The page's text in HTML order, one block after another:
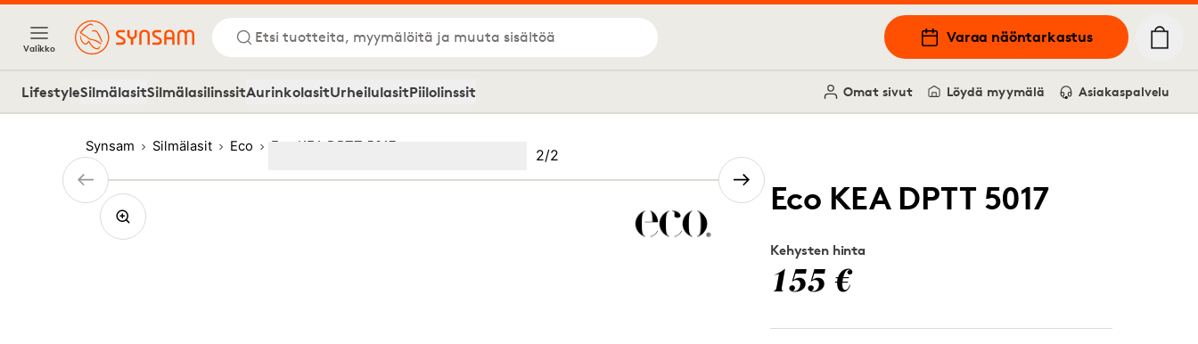
Valikko
Etsi tuotteita, myymälöitä ja muuta sisältöä Varaa näöntarkastus
LifestyleSilmälasitSilmälasilinssitAurinkolasitUrheilulasitPiilolinssit Omat sivut Löydä myymälä Asiakaspalvelu
Synsam Silmälasit Eco Eco KEA DPTT 5017
Eco KEA DPTT 5017
Kehysten hinta
155 €
Kuva
2/2
(Current image)